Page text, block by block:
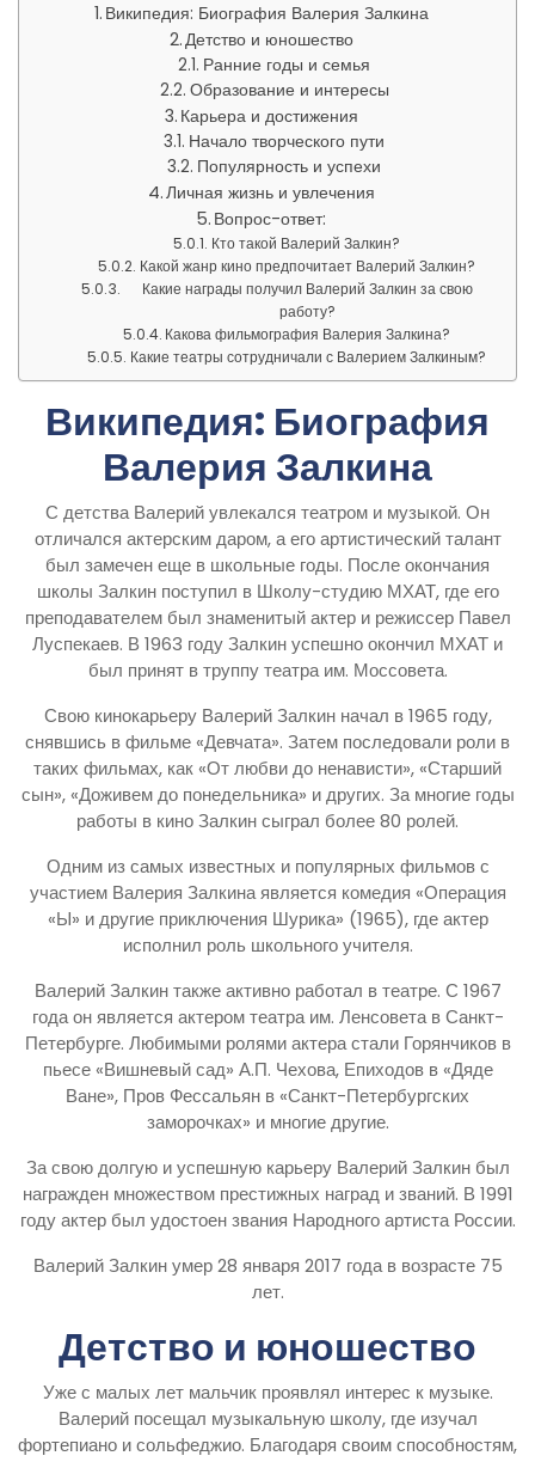
Википедия: Биография Валерия Залкина
Детство и юношество
Ранние годы и семья
Образование и интересы
Карьера и достижения
Начало творческого пути
Популярность и успехи
Личная жизнь и увлечения
Вопрос-ответ:
Кто такой Валерий Залкин?
Какой жанр кино предпочитает Валерий Залкин?
Какие награды получил Валерий Залкин за свою
работу?
Какова фильмография Валерия Залкина?
Какие театры сотрудничали с Валерием Залкиным?
Википедия: Биография
Валерия Залкина
С детства Валерий увлекался театром и музыкой. Он
отличался актерским даром, а его артистический талант
был замечен еще в школьные годы. После окончания
школы Залкин поступил в Школу-студию МХАТ, где его
преподавателем был знаменитый актер и режиссер Павел
Луспекаев. В 1963 году Залкин успешно окончил МХАТ и
был принят в труппу театра им. Моссовета.
Свою кинокарьеру Валерий Залкин начал в 1965 году,
снявшись в фильме «Девчата». Затем последовали роли в
таких фильмах, как «От любви до ненависти», «Старший
сын», «Доживем до понедельника» и других. За многие годы
работы в кино Залкин сыграл более 80 ролей.
Одним из самых известных и популярных фильмов с
участием Валерия Залкина является комедия «Операция
«Ы» и другие приключения Шурика» (1965), где актер
исполнил роль школьного учителя.
Валерий Залкин также активно работал в театре. С 1967
года он является актером театра им. Ленсовета в Санкт-
Петербурге. Любимыми ролями актера стали Горянчиков в
пьесе «Вишневый сад» А.П. Чехова, Епиходов в «Дяде
Ване», Пров Фессальян в «Санкт-Петербургских
заморочках» и многие другие.
За свою долгую и успешную карьеру Валерий Залкин был
награжден множеством престижных наград и званий. В 1991
году актер был удостоен звания Народного артиста России.
Валерий Залкин умер 28 января 2017 года в возрасте 75
лет.
Детство и юношество
Уже с малых лет мальчик проявлял интерес к музыке.
Валерий посещал музыкальную школу, где изучал
фортепиано и сольфеджио. Благодаря своим способностям,